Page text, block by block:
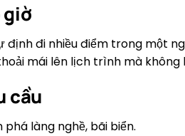
giờ
định đi nhiều điểm trong một
mái lên lịch trình mà
cầu
làng nghề, bãi biển.